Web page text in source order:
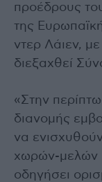
προέδρους
της
ντερ Λάιεν,
διεξαχθεί
«Στην
διανομής
να
χωρών-μελών
οδηγήσει